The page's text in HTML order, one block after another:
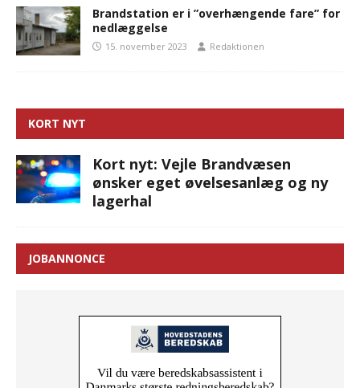
Brandstation er i ”overhængende fare” for
nedlæggelse
15. november 2023 Redaktionen
KORT NYT
Kort nyt: Vejle Brandvæsen
ønsker eget øvelsesanlæg og ny
lagerhal
JOBANNONCE